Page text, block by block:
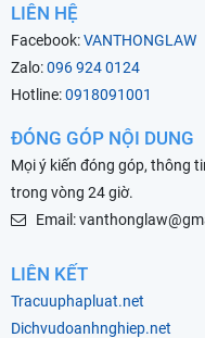
LIÊN HỆ
Facebook:VANTHONGLAW
Zalo:096 924 0124
Hotline:0918091001
ĐÓNG GÓP NỘI DUNG
Mọi ý kiến đóng góp, thông
trong vòng 24 giờ.
Email:
LIÊN KẾT
Tracuuphapluat.net
Dichvudoanhnghiep.net